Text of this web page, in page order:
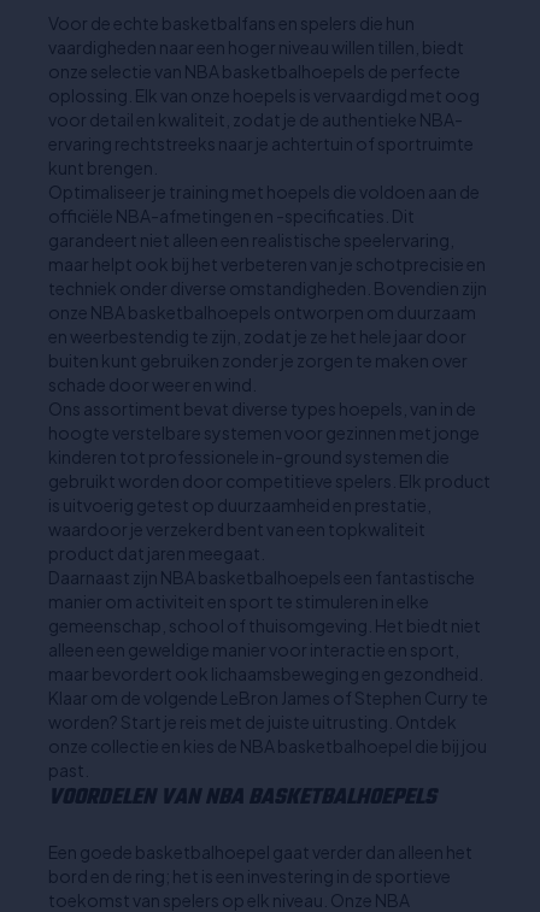
Voor de echte basketbalfans en spelers die hun
vaardigheden naar een hoger niveau willen tillen, biedt
onze selectie van NBA basketbalhoepels de perfecte
oplossing. Elk van onze hoepels is vervaardigd met oog
voor detail en kwaliteit, zodat je de authentieke NBA-
ervaring rechtstreeks naar je achtertuin of sportruimte
kunt brengen.
Optimaliseer je training met hoepels die voldoen aan de
officiële NBA-afmetingen en -specificaties. Dit
garandeert niet alleen een realistische speelervaring,
maar helpt ook bij het verbeteren van je schotprecisie en
techniek onder diverse omstandigheden. Bovendien zijn
onze NBA basketbalhoepels ontworpen om duurzaam
en weerbestendig te zijn, zodat je ze het hele jaar door
buiten kunt gebruiken zonder je zorgen te maken over
schade door weer en wind.
Ons assortiment bevat diverse types hoepels, van in de
hoogte verstelbare systemen voor gezinnen met jonge
kinderen tot professionele in-ground systemen die
gebruikt worden door competitieve spelers. Elk product
is uitvoerig getest op duurzaamheid en prestatie,
waardoor je verzekerd bent van een topkwaliteit
product dat jaren meegaat.
Daarnaast zijn NBA basketbalhoepels een fantastische
manier om activiteit en sport te stimuleren in elke
gemeenschap, school of thuisomgeving. Het biedt niet
alleen een geweldige manier voor interactie en sport,
maar bevordert ook lichaamsbeweging en gezondheid.
Klaar om de volgende LeBron James of Stephen Curry te
worden? Start je reis met de juiste uitrusting. Ontdek
onze collectie en kies de NBA basketbalhoepel die bij jou
past.
VOORDELEN VAN NBA BASKETBALHOEPELS
Een goede basketbalhoepel gaat verder dan alleen het
bord en de ring; het is een investering in de sportieve
toekomst van spelers op elk niveau. Onze NBA